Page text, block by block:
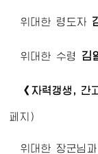
위대한 령도자
위대한 수령 김
《자력갱생, 간
페지)
위대한 장군님